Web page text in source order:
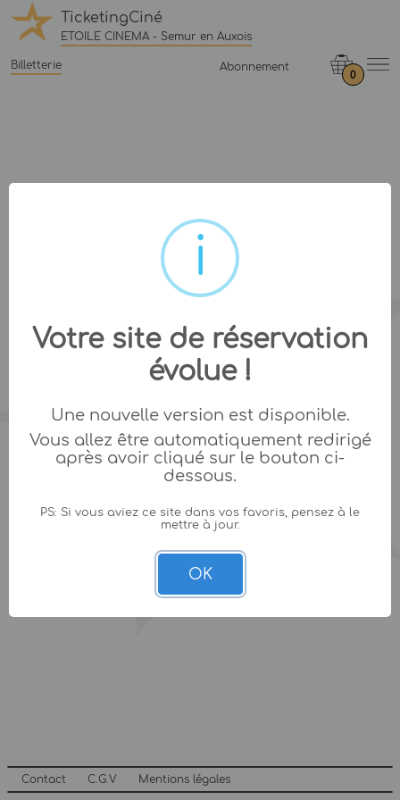
TicketingCiné
ETOILE CINEMA - Semur en Auxois
Billetterie Abonnement
0
Contact C.G.V Mentions légales
Votre site de réservation
évolue !
Une nouvelle version est disponible.
Vous allez être automatiquement redirigé
après avoir cliqué sur le bouton ci-
dessous.
PS: Si vous aviez ce site dans vos favoris, pensez à le
mettre à jour.
OK